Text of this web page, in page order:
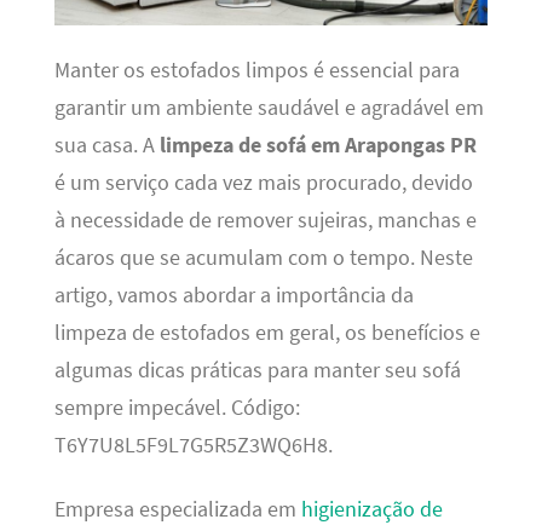
Manter os estofados limpos é essencial para
garantir um ambiente saudável e agradável em
sua casa. A limpeza de sofá em Arapongas PR
é um serviço cada vez mais procurado, devido
à necessidade de remover sujeiras, manchas e
ácaros que se acumulam com o tempo. Neste
artigo, vamos abordar a importância da
limpeza de estofados em geral, os benefícios e
algumas dicas práticas para manter seu sofá
sempre impecável. Código:
T6Y7U8L5F9L7G5R5Z3WQ6H8.
Empresa especializada em higienização de